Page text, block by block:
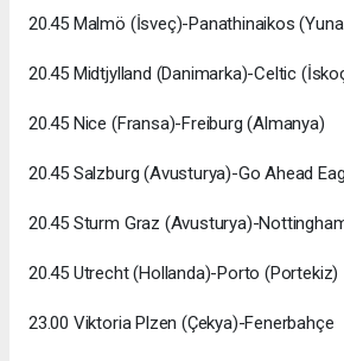
20.45 Malmö (İsveç)-Panathinaikos
20.45 Midtjylland (Danimarka)-Celtic
20.45 Nice (Fransa)-Freiburg (Almanya)
20.45 Salzburg (Avusturya)-Go Ahead
20.45 Sturm Graz (Avusturya)-
20.45 Utrecht (Hollanda)-Porto (Portekiz)
23.00 Viktoria Plzen (Çekya)-Fenerbahçe